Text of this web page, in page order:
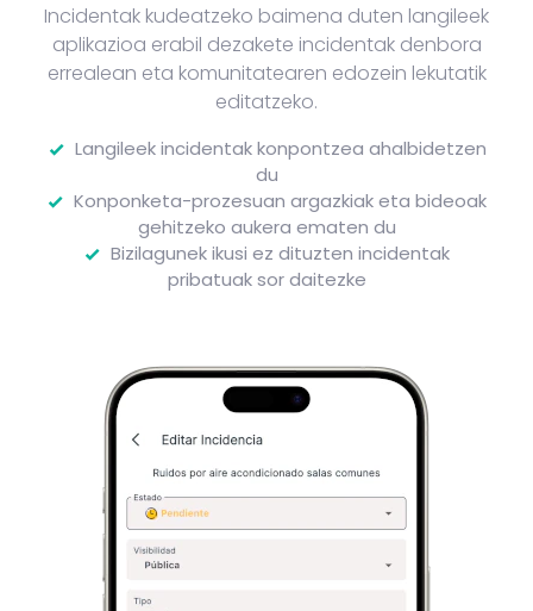
Incidentak kudeatzeko baimena duten langileek
aplikazioa erabil dezakete incidentak denbora
errealean eta komunitatearen edozein lekutatik
editatzeko.
Langileek incidentak konpontzea ahalbidetzen
du
Konponketa-prozesuan argazkiak eta bideoak
gehitzeko aukera ematen du
Bizilagunek ikusi ez dituzten incidentak
pribatuak sor daitezke